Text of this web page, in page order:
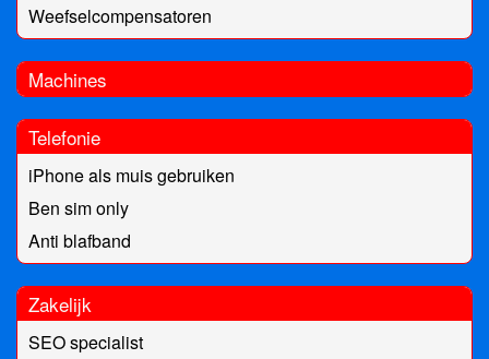
Weefselcompensatoren
Machines
Telefonie
iPhone als muis gebruiken
Ben sim only
Anti blafband
Zakelijk
SEO specialist